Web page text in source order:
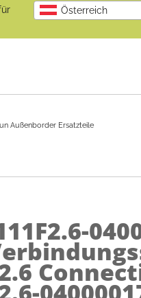
Österreich
Außenborder Ersatzteile